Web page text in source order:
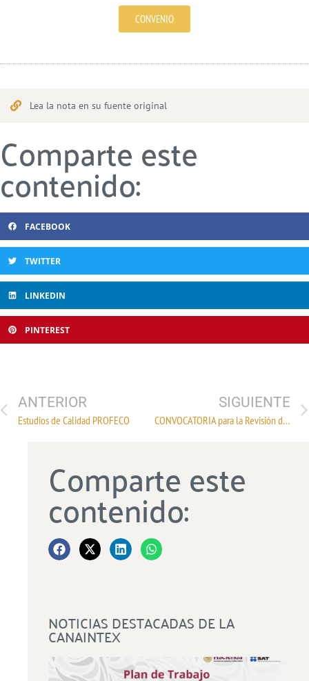
CONVENIO
Lea la nota en su fuente original
Comparte este
contenido:
FACEBOOK
TWITTER
LINKEDIN
PINTEREST
ANTERIOR
Estudios de Calidad PROFECO
SIGUIENTE
CONVOCATORIA para la Revisión del Contrato Ley del Ramo de Listones, Elásticos, Encajes, Cintas y Etiquetas
Comparte este
contenido:
NOTICIAS DESTACADAS DE LA
CANAINTEX